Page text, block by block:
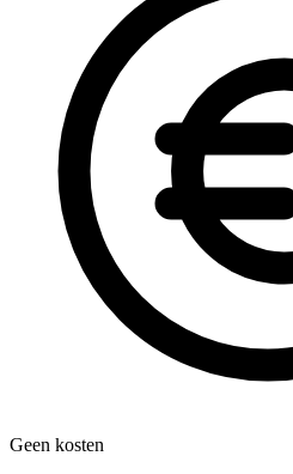
Geen kosten